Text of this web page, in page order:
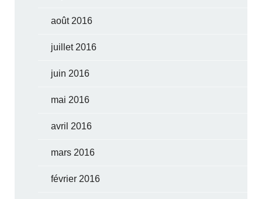
août 2016
juillet 2016
juin 2016
mai 2016
avril 2016
mars 2016
février 2016